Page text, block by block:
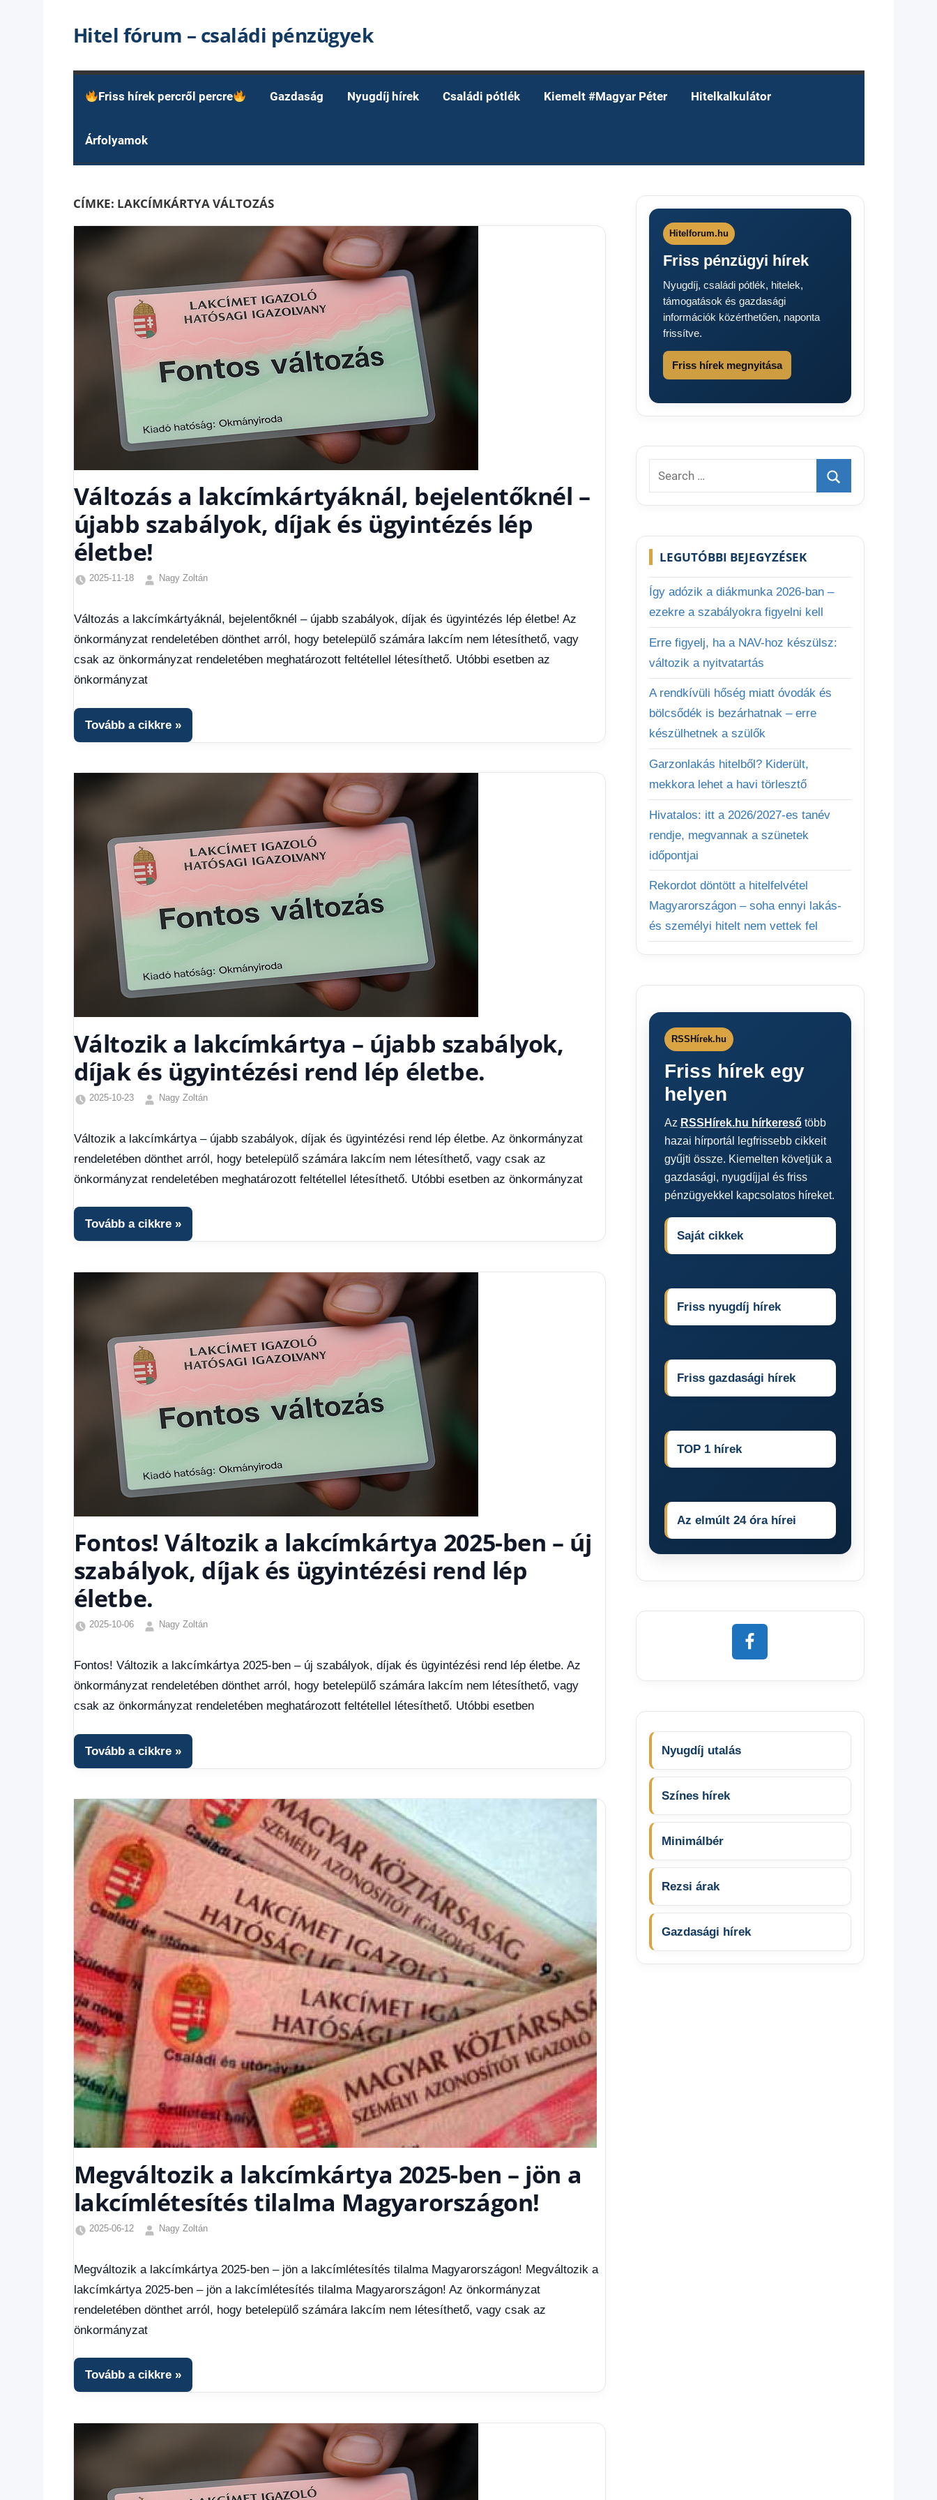
Hitel fórum – családi pénzügyek
Friss hírek percről percre Gazdaság Nyugdíj hírek Családi pótlék Kiemelt #Magyar Péter Hitelkalkulátor
Árfolyamok
CÍMKE: LAKCÍMKÁRTYA VÁLTOZÁS
Változás a lakcímkártyáknál, bejelentőknél –
újabb szabályok, díjak és ügyintézés lép
életbe!
2025-11-18
Nagy Zoltán
hírek,
Gazdaság,
Hírek,
Változás a lakcímkártyáknál, bejelentőknél – újabb szabályok, díjak és ügyintézés lép életbe! Az
önkormányzat rendeletében dönthet arról, hogy betelepülő számára lakcím nem létesíthető, vagy
csak az önkormányzat rendeletében meghatározott feltétellel létesíthető. Utóbbi esetben az
önkormányzat
Tovább a cikkre
Változik a lakcímkártya – újabb szabályok,
díjak és ügyintézési rend lép életbe.
2025-10-23
Nagy Zoltán
hírek,
Gazdaság,
Hírek ,
Változik a lakcímkártya – újabb szabályok, díjak és ügyintézési rend lép életbe. Az önkormányzat
rendeletében dönthet arról, hogy betelepülő számára lakcím nem létesíthető, vagy csak az
önkormányzat rendeletében meghatározott feltétellel létesíthető. Utóbbi esetben az önkormányzat
Tovább a cikkre
Fontos! Változik a lakcímkártya 2025-ben – új
szabályok, díjak és ügyintézési rend lép
életbe.
2025-10-06
Nagy Zoltán
hírek,
Hírek,
Hírek
Fontos! Változik a lakcímkártya 2025-ben – új szabályok, díjak és ügyintézési rend lép életbe. Az
önkormányzat rendeletében dönthet arról, hogy betelepülő számára lakcím nem létesíthető, vagy
csak az önkormányzat rendeletében meghatározott feltétellel létesíthető. Utóbbi esetben
Tovább a cikkre
Megváltozik a lakcímkártya 2025-ben – jön a
lakcímlétesítés tilalma Magyarországon!
2025-06-12
Nagy Zoltán
hírek,
Gazdaság,
Hírek ,
Megváltozik a lakcímkártya 2025-ben – jön a lakcímlétesítés tilalma Magyarországon! Megváltozik a
lakcímkártya 2025-ben – jön a lakcímlétesítés tilalma Magyarországon! Az önkormányzat
rendeletében dönthet arról, hogy betelepülő számára lakcím nem létesíthető, vagy csak az
önkormányzat
Tovább a cikkre
Hitelforum.hu
Friss pénzügyi hírek
Nyugdíj, családi pótlék, hitelek,
támogatások és gazdasági
információk közérthetően, naponta
frissítve.
Friss hírek megnyitása
Search
for:
Search
LEGUTÓBBI BEJEGYZÉSEK
Így adózik a diákmunka 2026-ban –
ezekre a szabályokra figyelni kell
Erre figyelj, ha a NAV-hoz készülsz:
változik a nyitvatartás
A rendkívüli hőség miatt óvodák és
bölcsődék is bezárhatnak – erre
készülhetnek a szülők
Garzonlakás hitelből? Kiderült,
mekkora lehet a havi törlesztő
Hivatalos: itt a 2026/2027-es tanév
rendje, megvannak a szünetek
időpontjai
Rekordot döntött a hitelfelvétel
Magyarországon – soha ennyi lakás-
és személyi hitelt nem vettek fel
RSSHírek.hu
Friss hírek egy
helyen
Az RSSHírek.hu hírkeresőtöbb
hazai hírportál legfrissebb cikkeit
gyűjti össze. Kiemelten követjük a
gazdasági, nyugdíjjal és friss
pénzügyekkel kapcsolatos híreket.
Saját cikkek
Friss nyugdíj hírek
Friss gazdasági hírek
TOP 1 hírek
Az elmúlt 24 óra hírei
Nyugdíj utalás
Színes hírek
Minimálbér
Rezsi árak
Gazdasági hírek